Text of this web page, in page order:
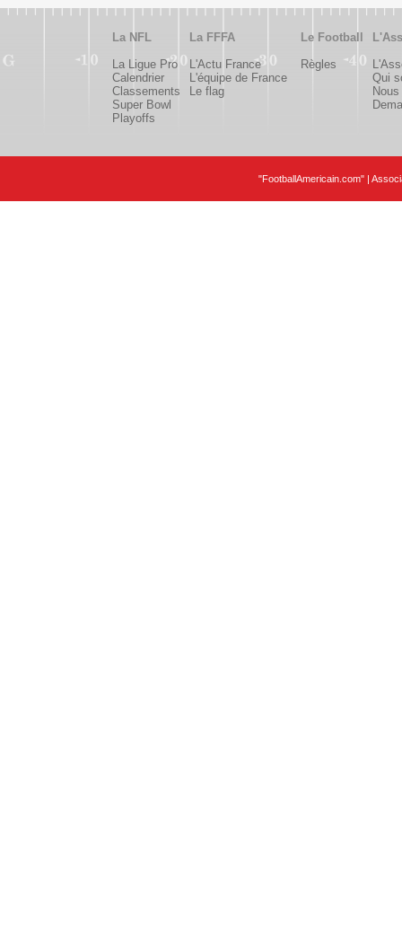
La NFL
La Ligue Pro
Calendrier
Classements
Super Bowl
Playoffs
La FFFA
L'Actu France
L'équipe de France
Le flag
Le Football
Règles
Qui
"FootballAmericain.com" |